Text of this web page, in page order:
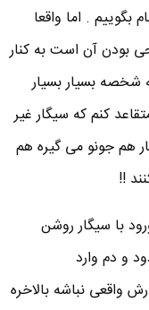
. اما واقعا
که ۹۹ درصد تفریحی بودن آن است به کنار
شخصه بسیار بسیار
کنم که سیگار غیر
هم جونو می گیره هم
!!
با سیگار روشن
و دم وارد
واقعی نباشه بالاخره